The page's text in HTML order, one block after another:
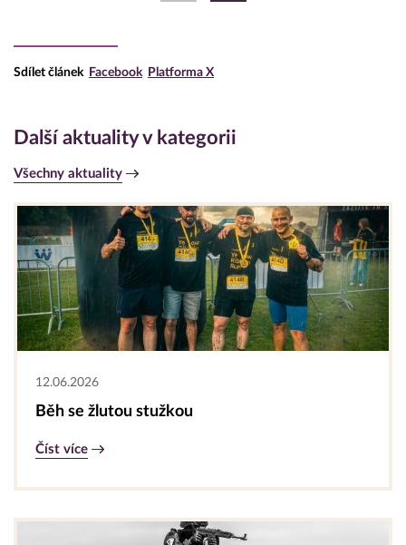
Sdílet článek Facebook Platforma X
Další aktuality v kategorii
Všechny aktuality
12.06.2026
Běh se žlutou stužkou
Číst více